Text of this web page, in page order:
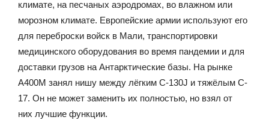
климате, на песчаных аэродромах, во влажном или
морозном климате. Европейские армии используют его
для переброски войск в Мали, транспортировки
медицинского оборудования во время пандемии и для
доставки грузов на Антарктические базы. На рынке
A400M занял нишу между лёгким C-130J и тяжёлым C-
17. Он не может заменить их полностью, но взял от
них лучшие функции.